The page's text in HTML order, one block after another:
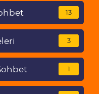
13
3
1